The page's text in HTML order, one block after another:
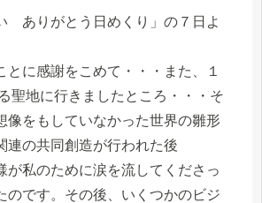
ありがとう日めくり」の７日よ
とに感謝をこめて・・・また、１
聖地に行きましたところ・・・そ
像をもしていなかった世界の雛形
連の共同創造が行われた後
が私のために涙を流してくださっ
のです。その後、いくつかのビジ